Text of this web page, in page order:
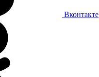
Вконтакте